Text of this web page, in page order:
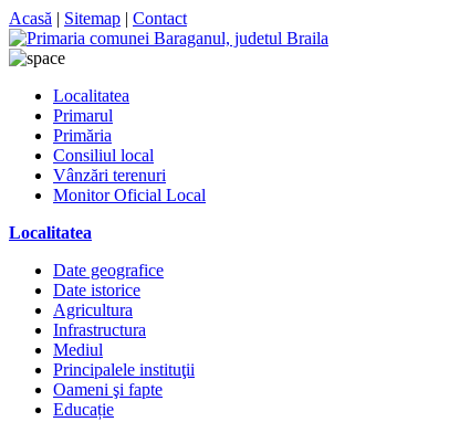
Acasă | Sitemap | Contact
Localitatea
Primarul
Primăria
Consiliul local
Vânzări terenuri
Monitor Oficial Local
Localitatea
Date geografice
Date istorice
Agricultura
Infrastructura
Mediul
Principalele instituţii
Oameni şi fapte
Educație